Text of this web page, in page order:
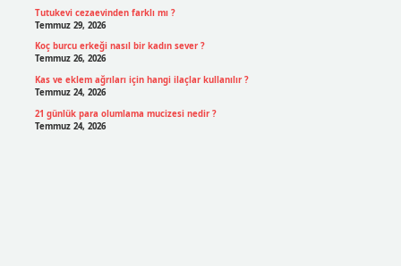
Tutukevi cezaevinden farklı mı ?
Temmuz 29, 2026
Koç burcu erkeği nasıl bir kadın sever ?
Temmuz 26, 2026
Kas ve eklem ağrıları için hangi ilaçlar kullanılır ?
Temmuz 24, 2026
21 günlük para olumlama mucizesi nedir ?
Temmuz 24, 2026